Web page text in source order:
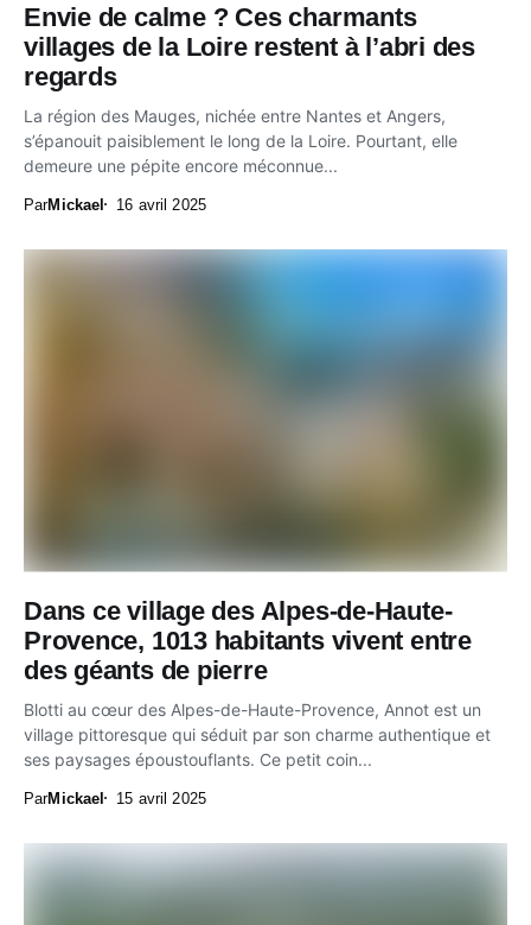
Envie de calme ? Ces charmants
villages de la Loire restent à l’abri des
regards
La région des Mauges, nichée entre Nantes et Angers,
s’épanouit paisiblement le long de la Loire. Pourtant, elle
demeure une pépite encore méconnue...
ParMickael 16 avril 2025
Dans ce village des Alpes-de-Haute-
Provence, 1013 habitants vivent entre
des géants de pierre
Blotti au cœur des Alpes-de-Haute-Provence, Annot est un
village pittoresque qui séduit par son charme authentique et
ses paysages époustouflants. Ce petit coin...
ParMickael 15 avril 2025